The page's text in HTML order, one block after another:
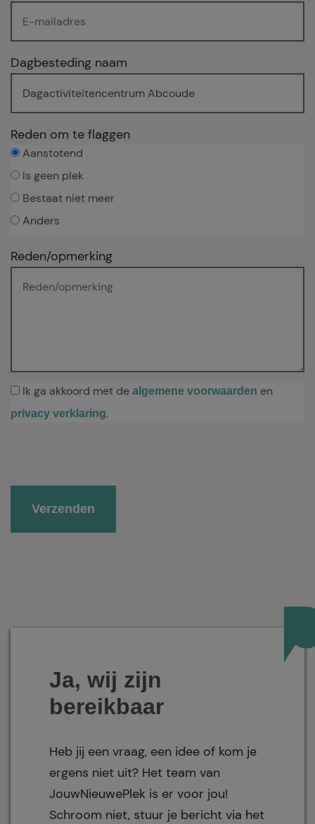
Dagbesteding naam
Reden om te flaggen
Aanstotend
Is geen plek
Bestaat niet meer
Anders
Reden/opmerking
Ik ga akkoord met de algemene voorwaarden en
privacy verklaring.
Ja, wij zijn
bereikbaar
Heb jij een vraag, een idee of kom je
ergens niet uit? Het team van
JouwNieuwePlek is er voor jou!
Schroom niet, stuur je bericht via het